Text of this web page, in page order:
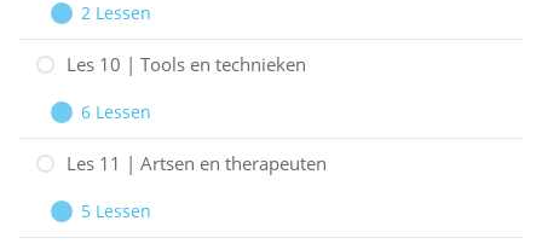
Goed
luisteren
Uitbreiden
Les
9
Heftige
emoties
2 Lessen
Les 10 | Tools en technieken
Uitbreiden
Les
10
Tools
6 Lessen
Les 11 | Artsen en therapeuten
Uitbreiden
Les
5 Lessen